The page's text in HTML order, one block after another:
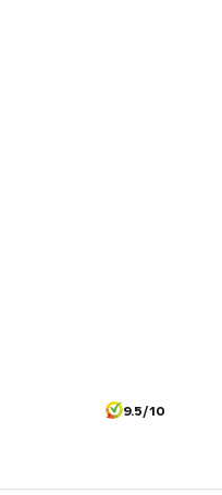
9.5/10